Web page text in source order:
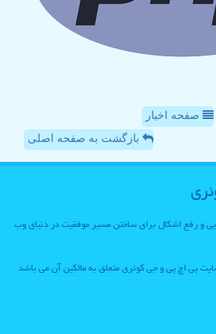
صفحه اخبار
بازگشت به صفحه اصلی
و رفع اشکال برای ساختن مسیر موفقیت در دنیای وب